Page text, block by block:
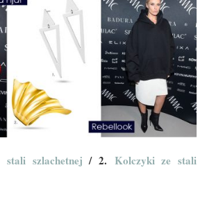
stali szlachetnej/ 2. Kolczyki ze stali